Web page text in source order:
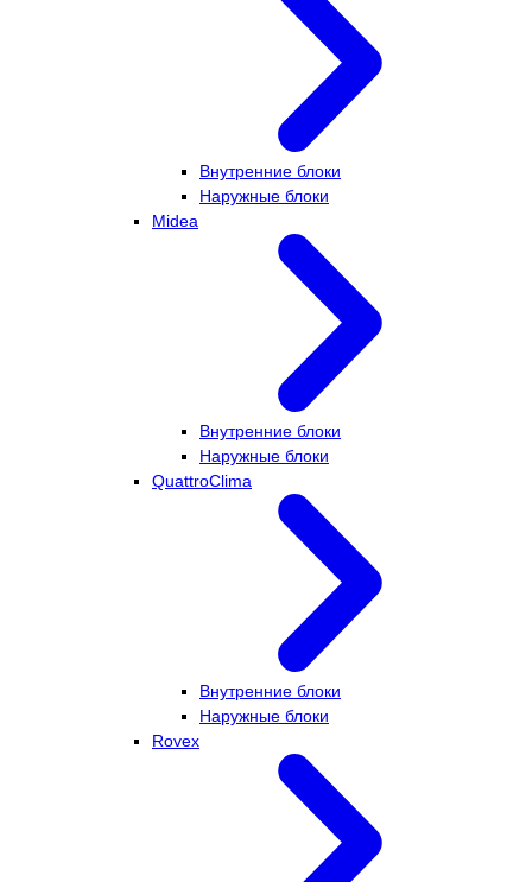
Внутренние блоки
Наружные блоки
Midea
Внутренние блоки
Наружные блоки
QuattroClima
Внутренние блоки
Наружные блоки
Rovex